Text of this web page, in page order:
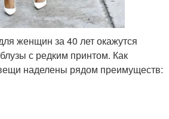
женщин за 40 лет окажутся
с редким принтом. Как
наделены рядом преимуществ: